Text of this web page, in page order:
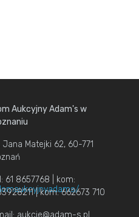
Aukcyjny Adam's w
Jana Matejki 62, 60-771
61 8657768 | kom:
| kom: 662673 710
aukcje@adam-s.pl